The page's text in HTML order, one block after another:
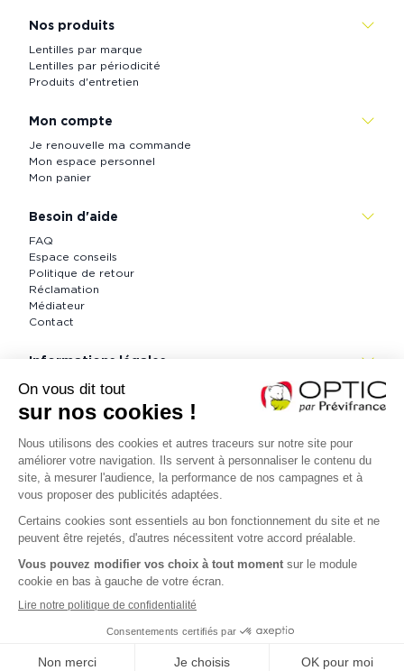
Nos produits
Lentilles par marque
Lentilles par périodicité
Produits d'entretien
Mon compte
Je renouvelle ma commande
Mon espace personnel
Mon panier
Besoin d'aide
FAQ
Espace conseils
Politique de retour
Réclamation
Médiateur
Contact
Informations légales
CGV
Politique de confidentialité
Contactez nous
Lundi au vendredi 9h à 18h
Samedi 9h à 12h30 - 13h30 à 18h
Suivez-nous
facebook
instagram